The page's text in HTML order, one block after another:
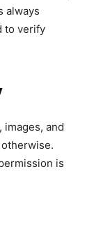
always
to verify
and
is